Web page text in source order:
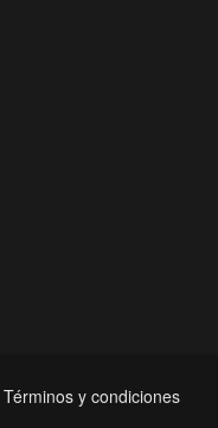
Términos y condiciones